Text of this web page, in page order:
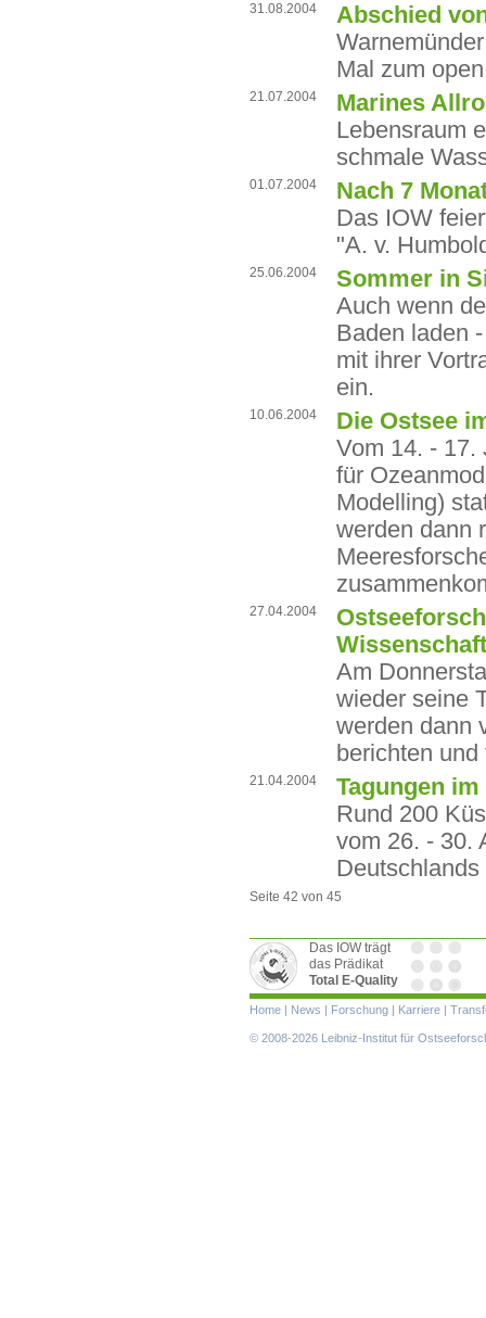
31.08.2004
Abschied
Mal zum
21.07.2004
Marines
Lebensraum
schmale
01.07.2004
Nach 7
Das IOW
"A. v.
25.06.2004
Sommer in
Auch wenn
Baden laden
mit ihrer
ein.
10.06.2004
Die Ostsee
Vom 14. - 17.
für
Modelling)
werden dann
27.04.2004
Am
wieder seine
werden dann
berichten
21.04.2004
Tagungen
Rund 200
vom 26. - 30.
Seite 42 von 45
Das IOW trägt
das Prädikat
Total E-Quality
Navigation
überspringen
Home | News | Forschung | Karriere |
© 2008-2026 Leibniz-Institut für